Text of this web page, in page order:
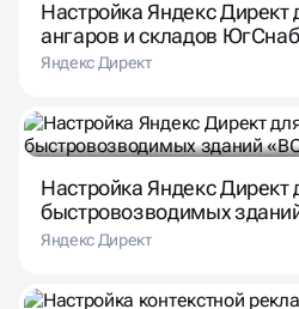
Настройка Яндекс Директ
ангаров и складов ЮгСнаб
Яндекс Директ
Настройка Яндекс Директ
быстровозводимых
Яндекс Директ